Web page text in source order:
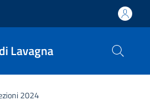
Lavagna
2024